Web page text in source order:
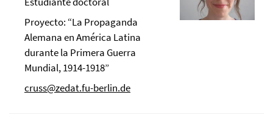
Proyecto: “La Propaganda
Alemana en América Latina
durante la Primera Guerra
Mundial, 1914-1918”
cruss@zedat.fu-berlin.de